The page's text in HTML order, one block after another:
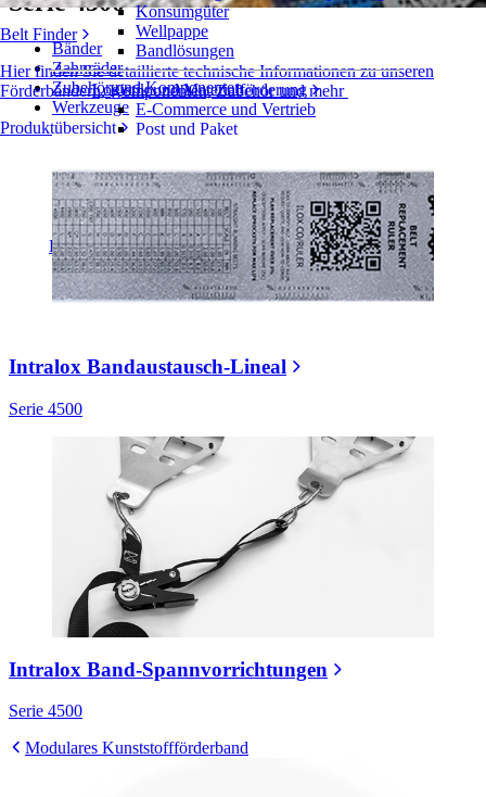
Belt Finder
Hier finden Sie detaillierte technische Informationen zu unseren
Förderbändern, Komponenten, Zubehör und mehr
Produktübersicht
Konsumgüter
Wellpappe
Bandlösungen
Logistik und Materialförderung
E-Commerce und Vertrieb
Post und Paket
Reifen
Automobilindustrie
EV-Batterien
Industrieproduktion
Branchenübersicht
Bänder
Zahnräder
Zubehör und Komponenten
Werkzeuge
Intralox Bandaustausch-Lineal
Serie 4500
Intralox Band-Spannvorrichtungen
Serie 4500
Modulares Kunststoffförderband